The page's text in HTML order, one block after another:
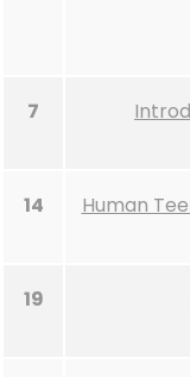
7
14 Human
19